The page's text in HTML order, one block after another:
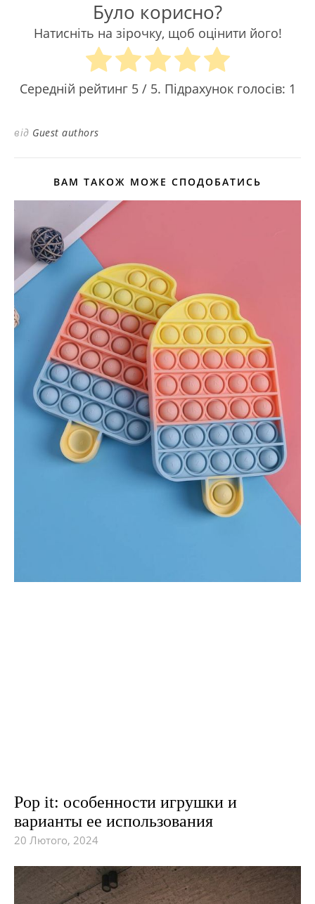
Було корисно?
Натисніть на зірочку, щоб оцінити його!
Середній рейтинг 5/ 5. Підрахунок голосів: 1
від Guest authors
ВАМ ТАКОЖ МОЖЕ СПОДОБАТИСЬ
Pop it: особенности игрушки и
варианты ее использования
20 Лютого, 2024